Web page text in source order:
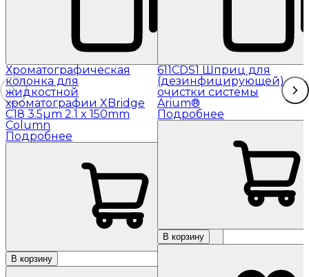
Хроматографическая
колонка для
жидкостной
хроматографии XBridge
C18 3.5µm 2.1 x 150mm
Column
Подробнее
В корзину
611CDS1 Шприц для
(дезинфицирующей)
очистки системы
Arium®
Подробнее
В корзину